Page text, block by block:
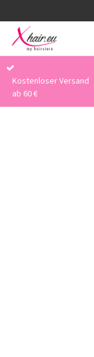
Kostenloser Versand
ab 60 €